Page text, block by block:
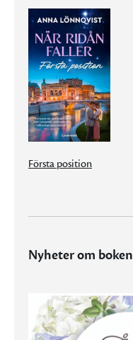
Första position
Nyheter om boken